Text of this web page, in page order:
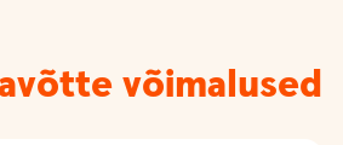
võimalused